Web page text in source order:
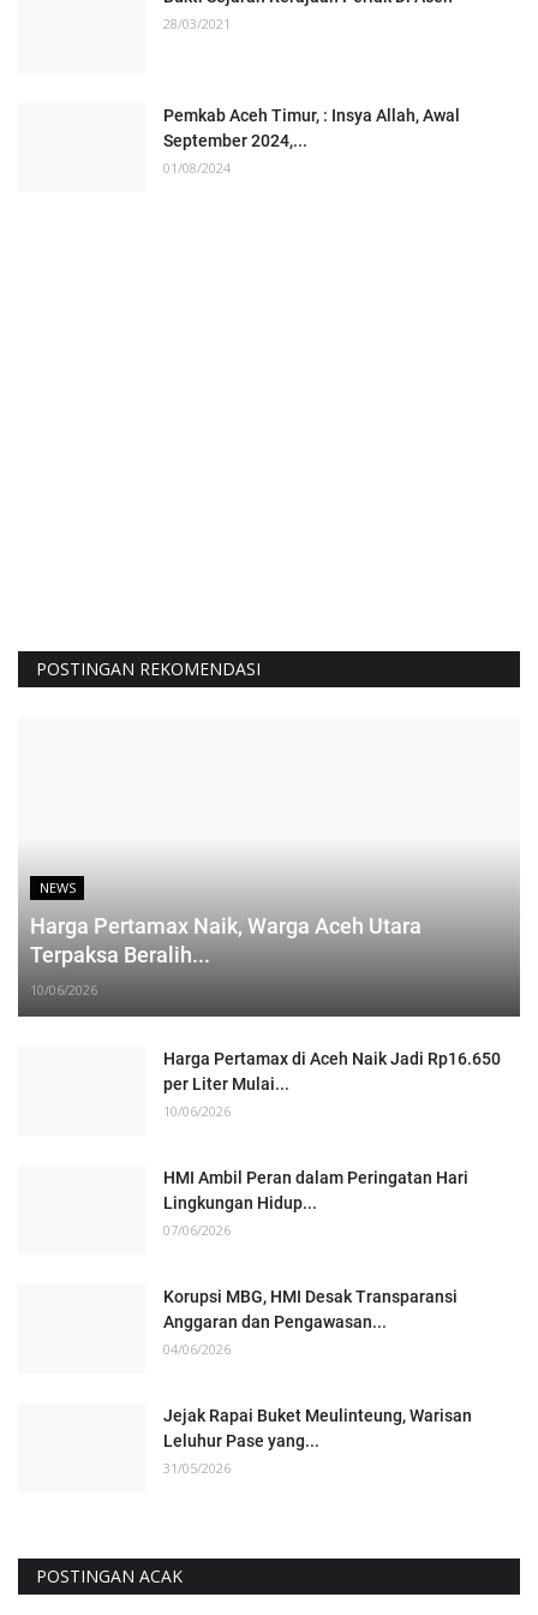
28/03/2021
Pemkab Aceh Timur, : Insya Allah, Awal
September 2024,...
01/08/2024
POSTINGAN REKOMENDASI
NEWS
Harga Pertamax Naik, Warga Aceh Utara
Terpaksa Beralih...
10/06/2026
Harga Pertamax di Aceh Naik Jadi Rp16.650
per Liter Mulai...
10/06/2026
HMI Ambil Peran dalam Peringatan Hari
Lingkungan Hidup...
07/06/2026
Korupsi MBG, HMI Desak Transparansi
Anggaran dan Pengawasan...
04/06/2026
Jejak Rapai Buket Meulinteung, Warisan
Leluhur Pase yang...
31/05/2026
POSTINGAN ACAK